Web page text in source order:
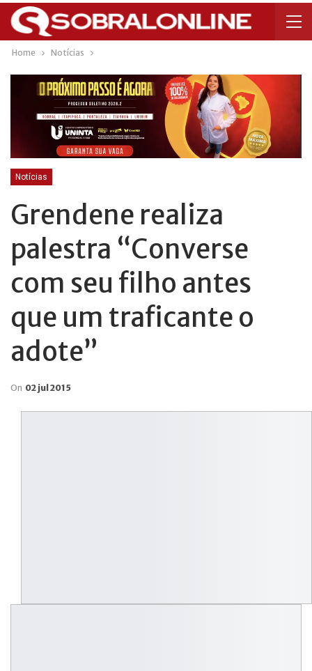
Home Notícias
Notícias
Grendene realiza
palestra “Converse
com seu filho antes
que um traficante o
adote”
On 02 jul 2015